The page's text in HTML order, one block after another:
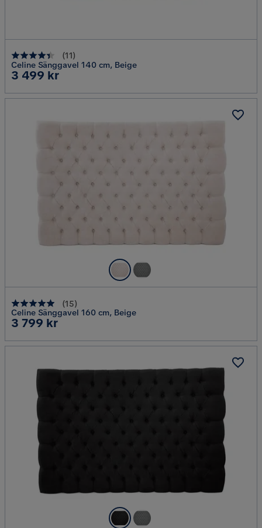
(11)
Celine Sänggavel 140 cm, Beige
Pris
3 499 kr
(15)
Celine Sänggavel 160 cm, Beige
Pris
3 799 kr